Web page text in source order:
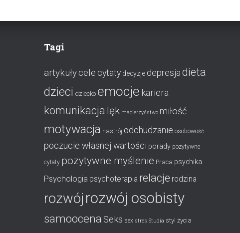
Tagi
artykułycele cytaty decyzje depresja dieta
dzieci dziecko emocje kariera
komunikacja lęk macierzyństwo miłość
motywacja nastrój odchudzanie osobowość
poczucie własnej wartości porady pozytywne
cytaty pozytywne myślenie Praca psychika
Psychologia psychoterapia relacje rodzina
rozwój rozwój osobisty
samoocena Seks sex stres Studia styl życia